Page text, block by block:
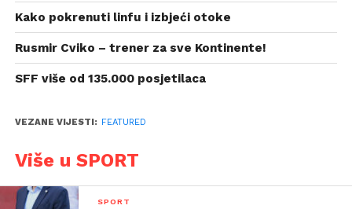
Kako pokrenuti linfu i izbjeći otoke
Rusmir Cviko – trener za sve Kontinente!
SFF više od 135.000 posjetilaca
VEZANE VIJESTI: FEATURED
Više u SPORT
SPORT